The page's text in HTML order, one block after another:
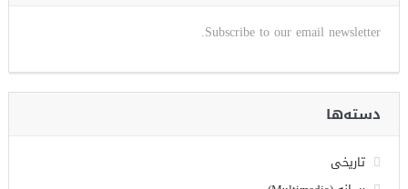
Subscribe to our email newsletter.
دسته‌ها
تاریخی